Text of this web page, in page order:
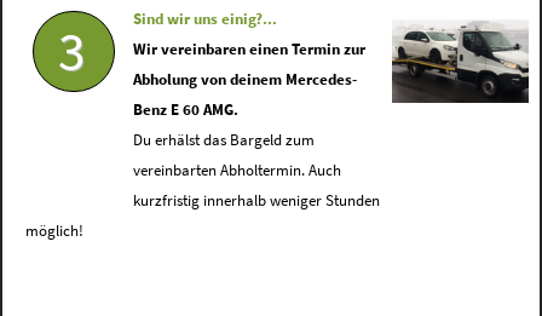
3
Sind wir uns einig?...
Wir vereinbaren einen Termin zur
Abholung von deinem Mercedes-
Benz E 60 AMG.
Du erhälst das Bargeld zum
vereinbarten Abholtermin. Auch
kurzfristig innerhalb weniger Stunden
möglich!